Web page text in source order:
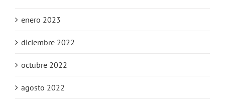
enero 2023
diciembre 2022
octubre 2022
agosto 2022